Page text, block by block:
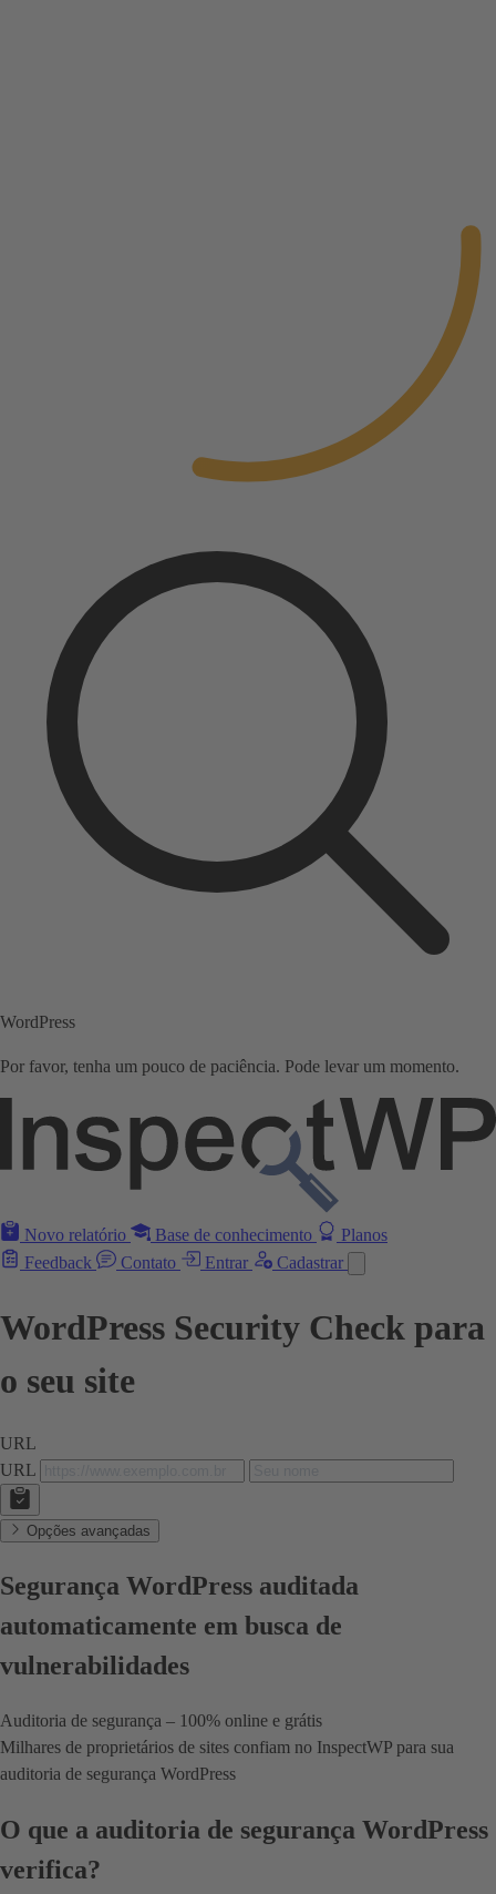
WordPress
Por favor, tenha um pouco de paciência. Pode levar um momento.
Novo relatório Base de conhecimento
Planos
Feedback
Contato Entrar Cadastrar
WordPress Security Check para
o seu site
URL
URL
Opções avançadas
Segurança WordPress auditada
automaticamente em busca de
vulnerabilidades
Auditoria de segurança – 100% online e grátis
Milhares de proprietários de sites confiam no InspectWP para sua
auditoria de segurança WordPress
O que a auditoria de segurança WordPress
verifica?